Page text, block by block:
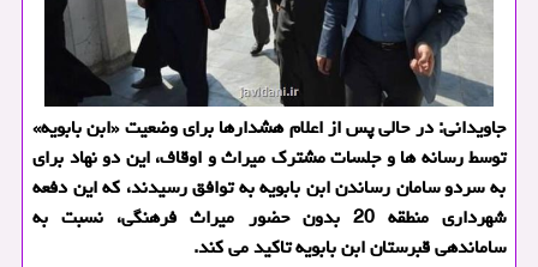
جاویدانی: در حالی پس از اعلام هشدارها برای وضعیت «ابن بابویه»
توسط رسانه ها و جلسات مشترك میراث و اوقاف، این دو نهاد برای
به سردو سامان رساندن ابن بابویه به توافق رسیدند، كه این دفعه
شهرداری منطقه 20 بدون حضور میراث فرهنگی، نسبت به
ساماندهی قبرستان ابن بابویه تاكید می كند.